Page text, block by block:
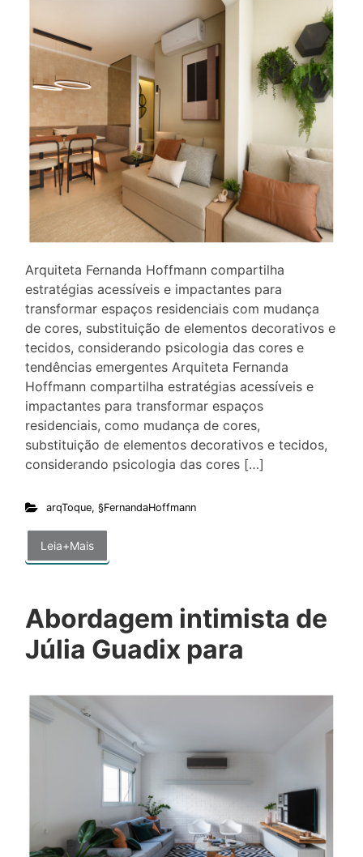
Arquiteta Fernanda Hoffmann compartilha
estratégias acessíveis e impactantes para
transformar espaços residenciais com mudança
de cores, substituição de elementos decorativos e
tecidos, considerando psicologia das cores e
tendências emergentes Arquiteta Fernanda
Hoffmann compartilha estratégias acessíveis e
impactantes para transformar espaços
residenciais, como mudança de cores,
substituição de elementos decorativos e tecidos,
considerando psicologia das cores […]
arqToque, §FernandaHoffmann
Leia+Mais
Abordagem intimista de
Júlia Guadix para